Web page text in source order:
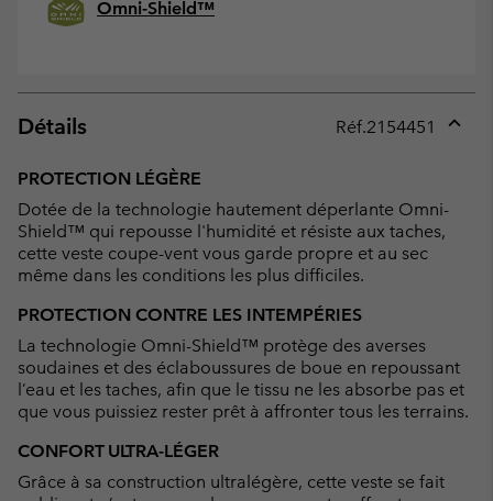
Omni-Shield™
Détails Réf.2154451
PROTECTION LÉGÈRE
Dotée de la technologie hautement déperlante Omni-
Shield™ qui repousse l'humidité et résiste aux taches,
cette veste coupe-vent vous garde propre et au sec
même dans les conditions les plus difficiles.
PROTECTION CONTRE LES INTEMPÉRIES
La technologie Omni-Shield™ protège des averses
soudaines et des éclaboussures de boue en repoussant
l’eau et les taches, afin que le tissu ne les absorbe pas et
que vous puissiez rester prêt à affronter tous les terrains.
CONFORT ULTRA-LÉGER
Grâce à sa construction ultralégère, cette veste se fait